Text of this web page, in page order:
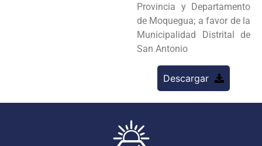
Provincia y Departamento
de Moquegua; a favor de la
Municipalidad Distrital de
San Antonio
Descargar